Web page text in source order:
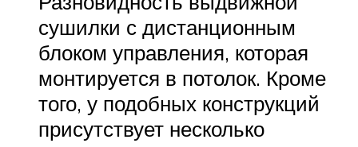
сушилки с дистанционным
блоком управления, которая
монтируется в потолок. Кроме
того, у подобных конструкций
присутствует несколько